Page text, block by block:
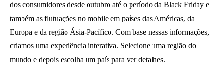
dos consumidores desde outubro até o período da Black Friday e
também as flutuações no mobile em países das Américas, da
Europa e da região Ásia-Pacífico. Com base nessas informações,
criamos uma experiência interativa. Selecione uma região do
mundo e depois escolha um país para ver detalhes.